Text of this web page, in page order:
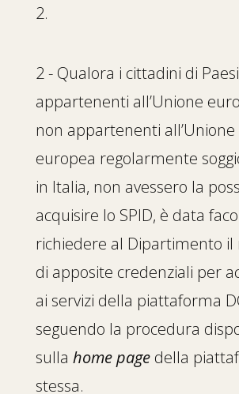
2.
2 - Qualora i cittadini di Paesi
appartenenti all’Unione
non appartenenti all’Unione
europea regolarmente
in Italia, non avessero la
acquisire lo SPID, è data
richiedere al Dipartimento il
di apposite credenziali per
ai servizi della piattaforma
seguendo la procedura
sulla home page della
stessa.